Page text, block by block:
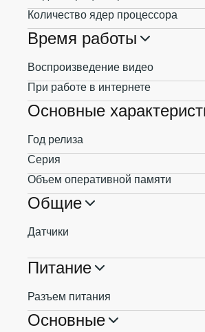
Количество ядер процессора
Время работы
Воспроизведение видео
При работе в интернете
Основные
Год релиза
Серия
Объем оперативной памяти
Общие
Датчики
Питание
Разъем питания
Основные